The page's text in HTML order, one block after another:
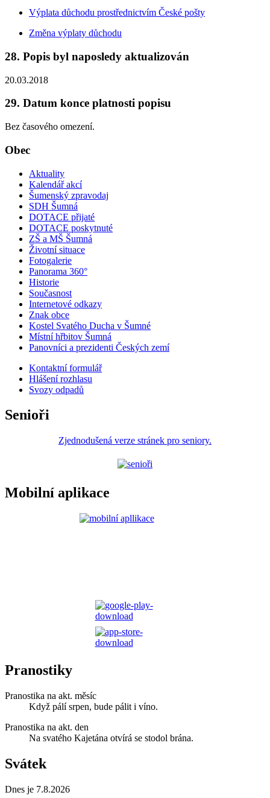
Výplata důchodu prostřednictvím České pošty
Změna výplaty důchodu
28. Popis byl naposledy aktualizován
20.03.2018
29. Datum konce platnosti popisu
Bez časového omezení.
Obec
Aktuality
Kalendář akcí
Šumenský zpravodaj
SDH Šumná
DOTACE přijaté
DOTACE poskytnuté
ZŠ a MŠ Šumná
Životní situace
Fotogalerie
Panorama 360°
Historie
Současnost
Internetové odkazy
Znak obce
Kostel Svatého Ducha v Šumné
Místní hřbitov Šumná
Panovníci a prezidenti Českých zemí
Kontaktní formulář
Hlášení rozhlasu
Svozy odpadů
Senioři
Zjednodušená verze stránek pro seniory.
Mobilní aplikace
Pranostiky
Pranostika na akt. měsíc
Když pálí srpen, bude pálit i víno.
Pranostika na akt. den
Na svatého Kajetána otvírá se stodol brána.
Svátek
Dnes je 7.8.2026